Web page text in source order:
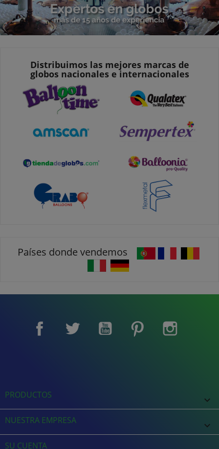
Distribuimos las mejores marcas de
globos nacionales e internacionales
Países donde vendemos
Facebook Twitter YouTube Pinterest
PRODUCTOS 
NUESTRA EMPRESA 
SU CUENTA